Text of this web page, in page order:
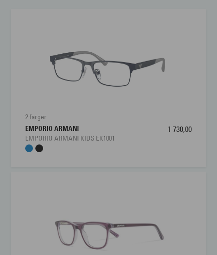
Bredde glass 47 mm
2 farger
EMPORIO ARMANI
EMPORIO ARMANI KIDS EK1001
1 730,00